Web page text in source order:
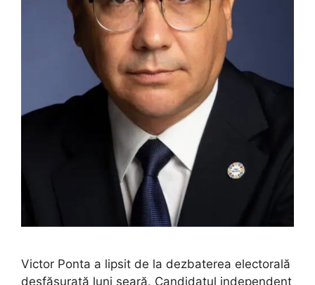
Victor Ponta a lipsit de la dezbaterea electorală
desfășurată luni seară. Candidatul independent